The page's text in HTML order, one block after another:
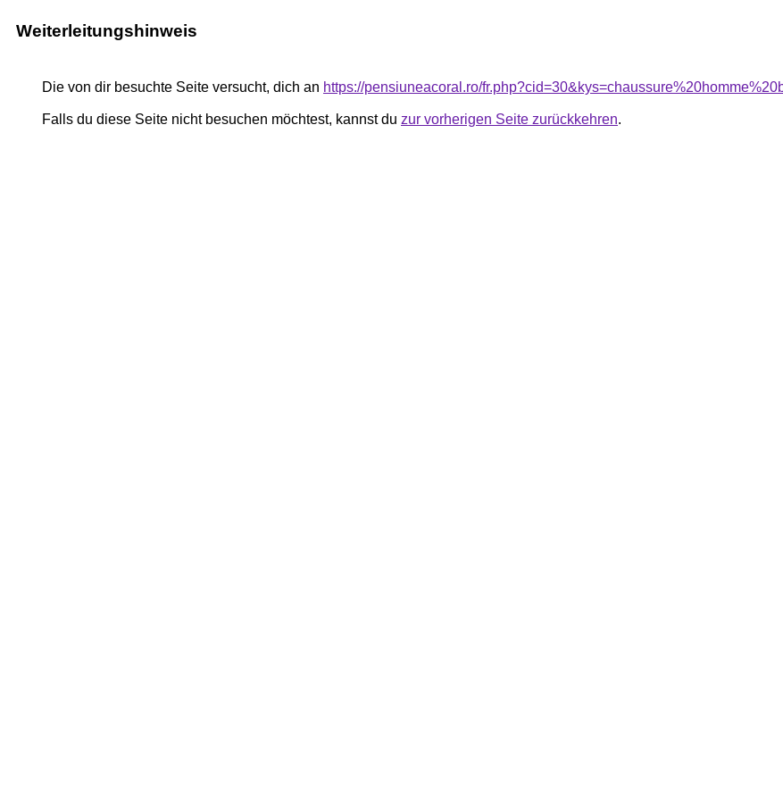
Weiterleitungshinweis
Die von dir besuchte Seite versucht, dich an https://pensiuneacoral.ro/
Falls du diese Seite nicht besuchen möchtest, kannst du zur vorherigen Seite zurückkehren.